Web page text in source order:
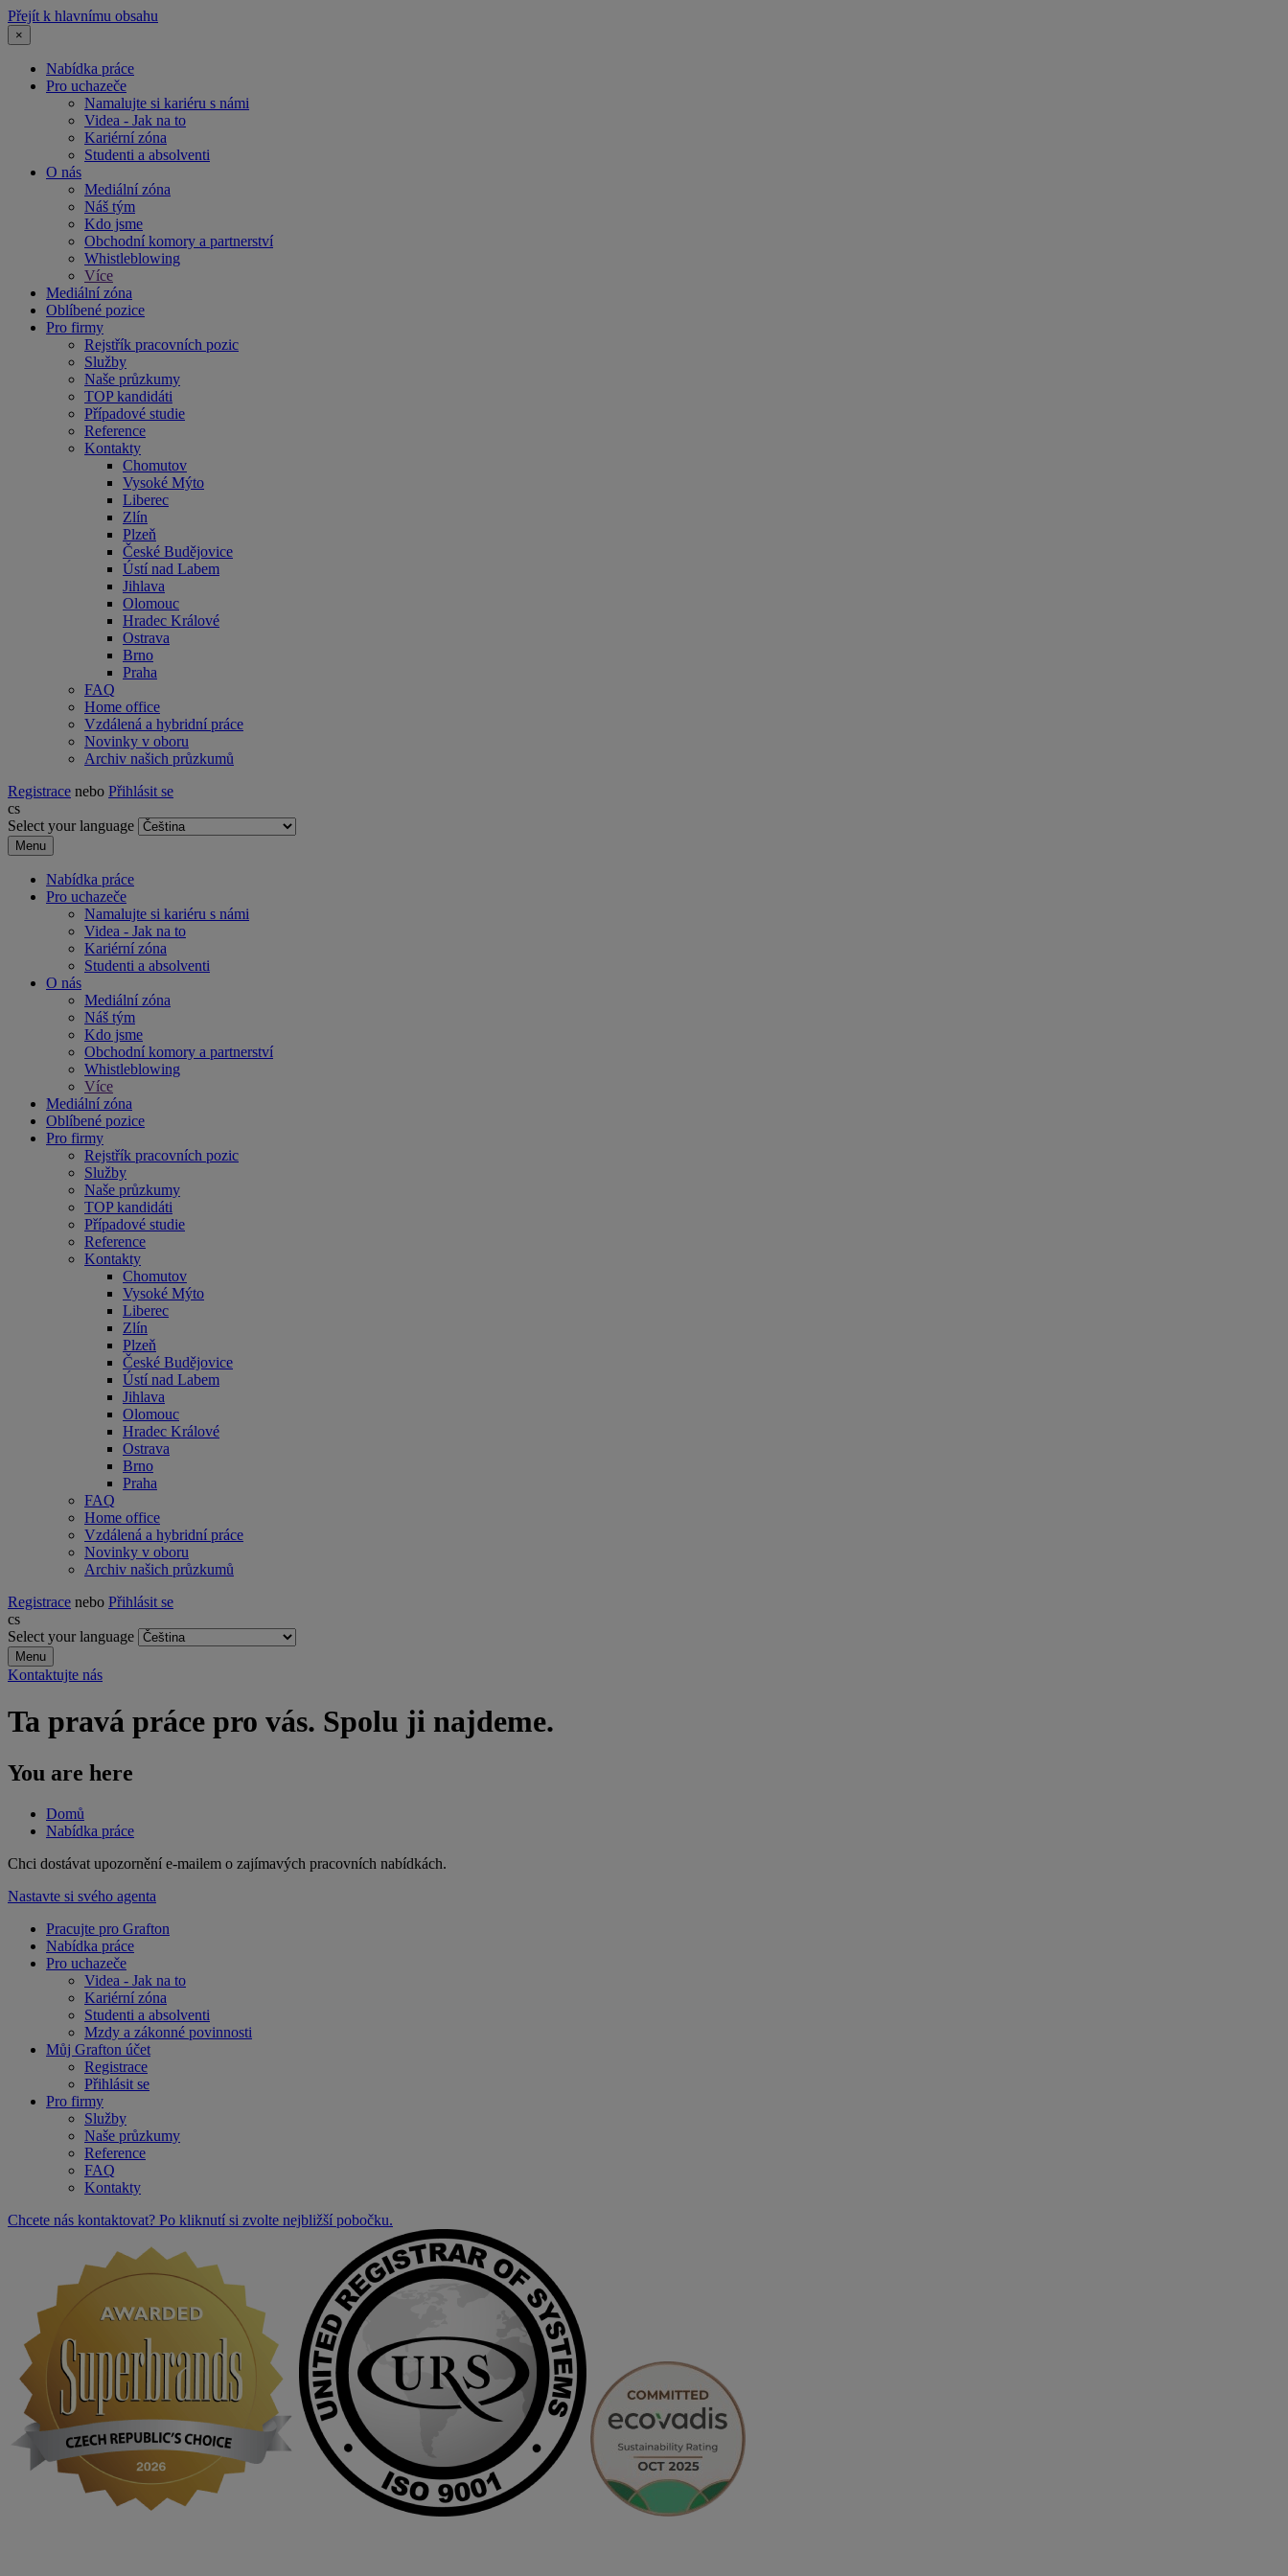
Přejít k hlavnímu obsahu
×
Nabídka práce
Pro uchazeče
Namalujte si kariéru s námi
Videa - Jak na to
Kariérní zóna
Studenti a absolventi
O nás
Mediální zóna
Náš tým
Kdo jsme
Obchodní komory a partnerství
Whistleblowing
Více
Mediální zóna
Oblíbené pozice
Pro firmy
Rejstřík pracovních pozic
Služby
Naše průzkumy
TOP kandidáti
Případové studie
Reference
Kontakty
Chomutov
Vysoké Mýto
Liberec
Zlín
Plzeň
České Budějovice
Ústí nad Labem
Jihlava
Olomouc
Hradec Králové
Ostrava
Brno
Praha
FAQ
Home office
Vzdálená a hybridní práce
Novinky v oboru
Archiv našich průzkumů
Registrace nebo Přihlásit se
cs
Select your language
Menu
Nabídka práce
Pro uchazeče
Namalujte si kariéru s námi
Videa - Jak na to
Kariérní zóna
Studenti a absolventi
O nás
Mediální zóna
Náš tým
Kdo jsme
Obchodní komory a partnerství
Whistleblowing
Více
Mediální zóna
Oblíbené pozice
Pro firmy
Rejstřík pracovních pozic
Služby
Naše průzkumy
TOP kandidáti
Případové studie
Reference
Kontakty
Chomutov
Vysoké Mýto
Liberec
Zlín
Plzeň
České Budějovice
Ústí nad Labem
Jihlava
Olomouc
Hradec Králové
Ostrava
Brno
Praha
FAQ
Home office
Vzdálená a hybridní práce
Novinky v oboru
Archiv našich průzkumů
Registrace nebo Přihlásit se
cs
Select your language
Menu
Kontaktujte nás
Ta pravá práce pro vás. Spolu ji najdeme.
You are here
Domů
Nabídka práce
​Chci dostávat upozornění e-mailem o zajímavých pracovních nabídkách.
Nastavte si svého agenta
Pracujte pro Grafton
Nabídka práce
Pro uchazeče
Videa - Jak na to
Kariérní zóna
Studenti a absolventi
Mzdy a zákonné povinnosti
Můj Grafton účet
Registrace
Přihlásit se
Pro firmy
Služby
Naše průzkumy
Reference
FAQ
Kontakty
Chcete nás kontaktovat? Po kliknutí si zvolte nejbližší pobočku.